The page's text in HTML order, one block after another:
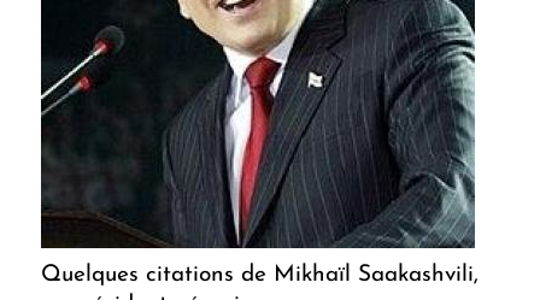
Quelques citations de Mikhaïl Saakashvili,